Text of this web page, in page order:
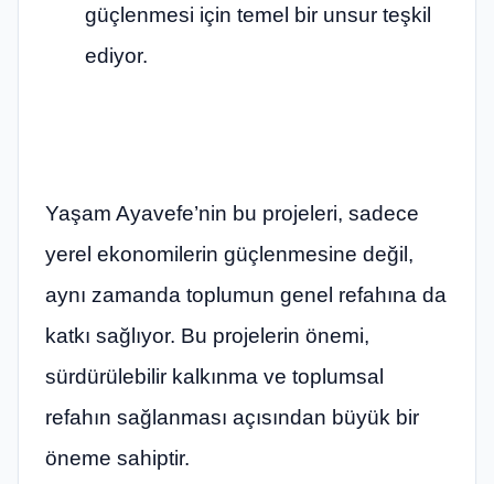
güçlenmesi için temel bir unsur teşkil
ediyor.
Yaşam Ayavefe’nin bu projeleri, sadece
yerel ekonomilerin güçlenmesine değil,
aynı zamanda toplumun genel refahına da
katkı sağlıyor. Bu projelerin önemi,
sürdürülebilir kalkınma ve toplumsal
refahın sağlanması açısından büyük bir
öneme sahiptir.